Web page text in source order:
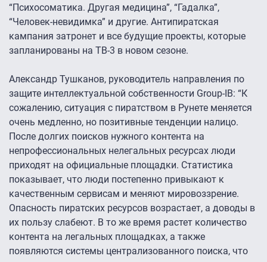
“Психосоматика. Другая медицина”, “Гадалка”,
“Человек-невидимка” и другие. Антипиратская
кампания затронет и все будущие проекты, которые
запланированы на ТВ-3 в новом сезоне.
Александр Тушканов, руководитель направления по
защите интеллектуальной собственности Group-IB: “К
сожалению, ситуация с пиратством в Рунете меняется
очень медленно, но позитивные тенденции налицо.
После долгих поисков нужного контента на
непрофессиональных нелегальных ресурсах люди
приходят на официальные площадки. Статистика
показывает, что люди постепенно привыкают к
качественным сервисам и меняют мировоззрение.
Опасность пиратских ресурсов возрастает, а доводы в
их пользу слабеют. В то же время растет количество
контента на легальных площадках, а также
появляются системы централизованного поиска, что